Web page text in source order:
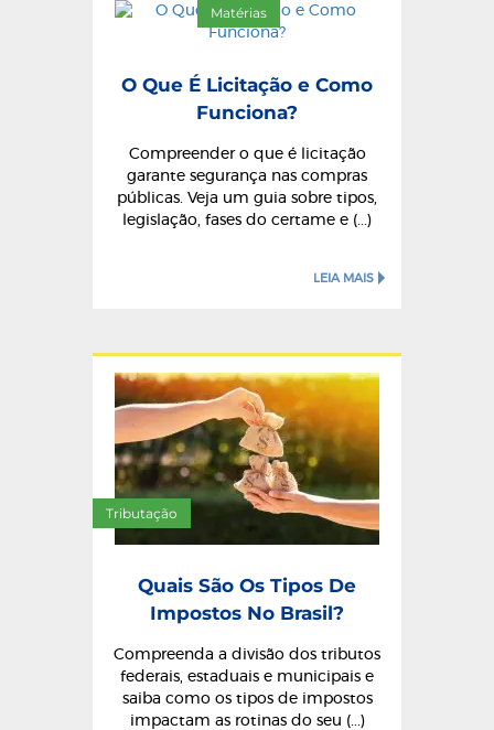
Matérias
O Que É Licitação e Como
Funciona?
Compreender o que é licitação
garante segurança nas compras
públicas. Veja um guia sobre tipos,
legislação, fases do certame e (...)
LEIA MAIS
Tributação
Quais São Os Tipos De
Impostos No Brasil?
Compreenda a divisão dos tributos
federais, estaduais e municipais e
saiba como os tipos de impostos
impactam as rotinas do seu (...)